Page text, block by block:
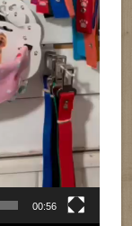
00:56